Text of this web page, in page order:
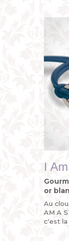
I
or
Au
AM A
c'est la